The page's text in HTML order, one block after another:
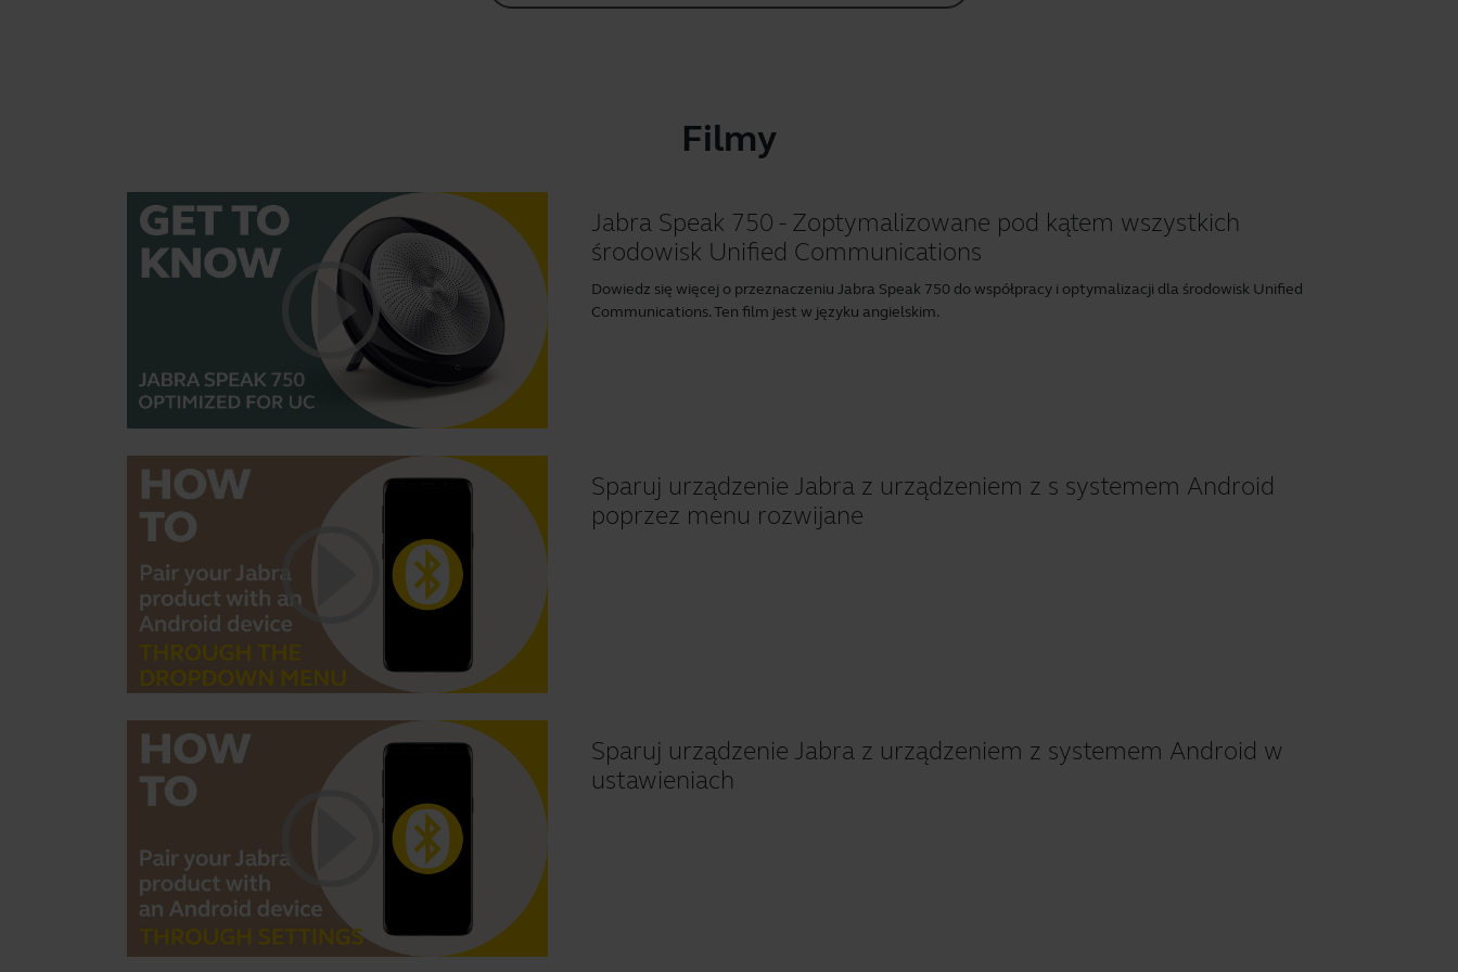
Filmy
Jabra Speak 750 - Zoptymalizowane pod kątem wszystkich
środowisk Unified Communications
Dowiedz się więcej o przeznaczeniu Jabra Speak 750 do współpracy i optymalizacji dla środowisk Unified
Communications. Ten film jest w języku angielskim.
Sparuj urządzenie Jabra z urządzeniem z s systemem Android
poprzez menu rozwijane
Sparuj urządzenie Jabra z urządzeniem z systemem Android w
ustawieniach